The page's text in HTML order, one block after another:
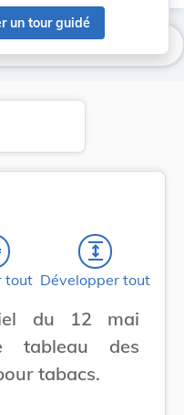
un tour guidé
tout
expand
Développer tout
du 12 mai
tableau des
tabacs.